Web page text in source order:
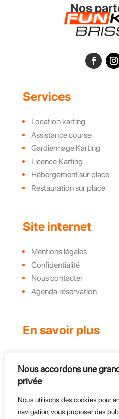
Nous accordons une
privée
Nous utilisons des cookies pour
navigation, vous proposer des
Nos
Services
Location karting
Assistance course
Gardiennage Karting
Licence Karting
Hébergement sur place
Restauration sur place
Site internet
Mentions légales
Confidentialité
Nous contacter
Agenda réservation
En savoir plus
Complexe
Actualités et évènements
Challenges
Groupe, CE et Entreprises
Course d'endurance